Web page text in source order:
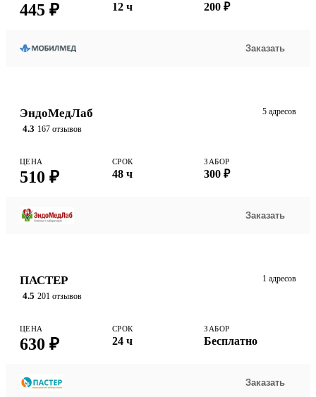
445 ₽ 12 ч 200 ₽
Заказать
ЭндоМедЛаб
4.3 167 отзывов
5 адресов
ЦЕНА
510 ₽
СРОК
48 ч
ЗАБОР
300 ₽
Заказать
ПАСТЕР
4.5 201 отзывов
1 адресов
ЦЕНА
630 ₽
СРОК
24 ч
ЗАБОР
Бесплатно
Заказать